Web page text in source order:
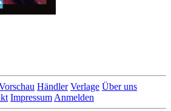
Händler Verlage Über uns
Impressum Anmelden